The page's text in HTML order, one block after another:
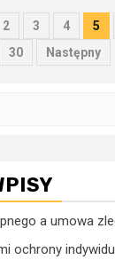
2 3 4 5
30
Następny
a umowa
ochrony